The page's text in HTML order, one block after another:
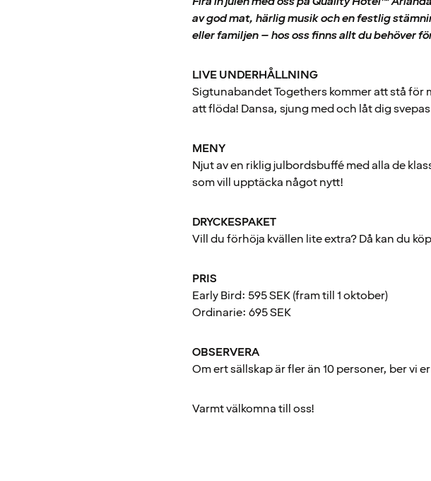
av god mat, härlig musik och en festlig
eller familjen – hos oss finns allt du behöver
LIVE UNDERHÅLLNING
Sigtunabandet Togethers kommer att stå för
att flöda! Dansa, sjung med och låt dig
MENY
Njut av en riklig julbordsbuffé med alla de
som vill upptäcka något nytt!
DRYCKESPAKET
Vill du förhöja kvällen lite extra? Då kan du
PRIS
Early Bird: 595 SEK (fram till 1 oktober)
Ordinarie: 695 SEK
OBSERVERA
Om ert sällskap är fler än 10 personer, ber vi
Varmt välkomna till oss!